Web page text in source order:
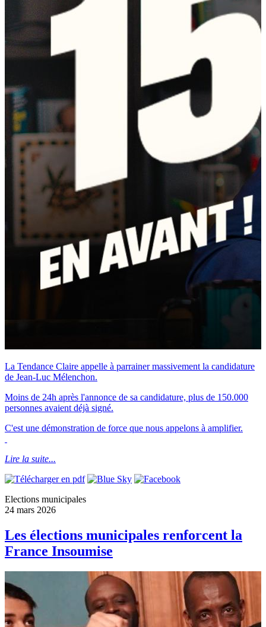
La Tendance Claire appelle à parrainer massivement la candidature
de Jean-Luc Mélenchon.
Moins de 24h après l'annonce de sa candidature, plus de 150.000
personnes avaient déjà signé.
C'est une démonstration de force que nous appelons à amplifier.
Lire la suite...
Elections municipales
24 mars 2026
Les élections municipales renforcent la
France Insoumise